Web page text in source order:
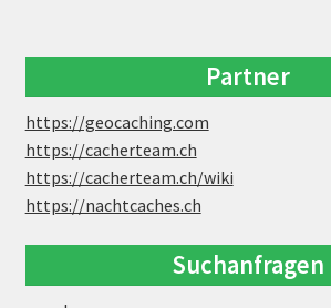
Partner
https://geocaching.com
https://cacherteam.ch
https://cacherteam.ch/wiki
https://nachtcaches.ch
Suchanfragen